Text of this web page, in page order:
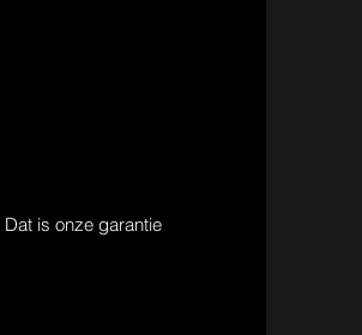
is onze garantie